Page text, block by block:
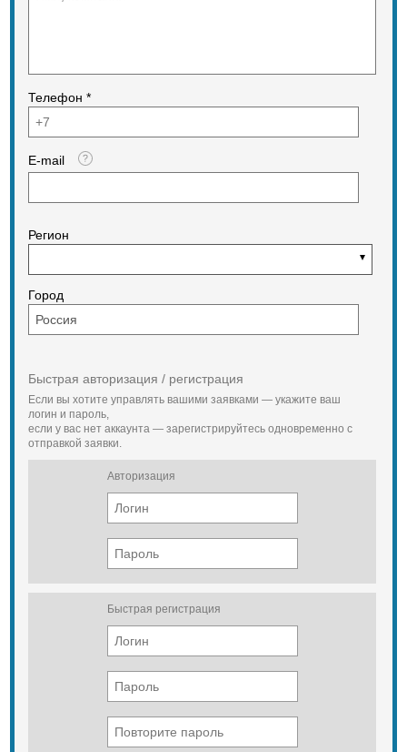
Телефон *
E-mail
Регион
Город
Быстрая авторизация / регистрация
Если вы хотите управлять вашими заявками — укажите ваш
логин и пароль,
если у вас нет аккаунта — зарегистрируйтесь одновременно с
отправкой заявки.
Авторизация
Быстрая регистрация